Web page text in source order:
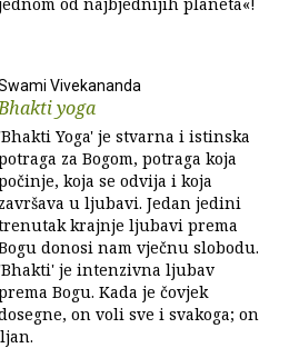
Vivekananda
yoga
Yoga' je stvarna i istinska
za Bogom, potraga koja
koja se odvija i koja
završava u ljubavi. Jedan jedini
krajnje ljubavi prema
donosi nam vječnu slobodu.
je intenzivna ljubav
Bogu. Kada je čovjek
on voli sve i svakoga; on